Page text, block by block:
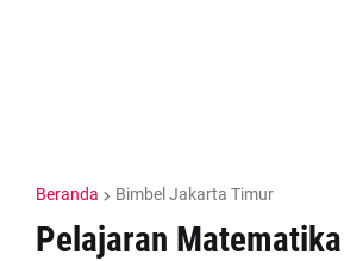
Beranda Bimbel Jakarta Timur
Pelajaran